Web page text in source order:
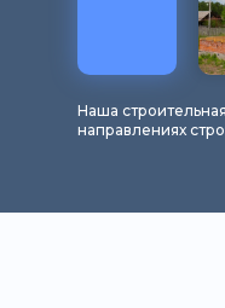
Наша
направлениях